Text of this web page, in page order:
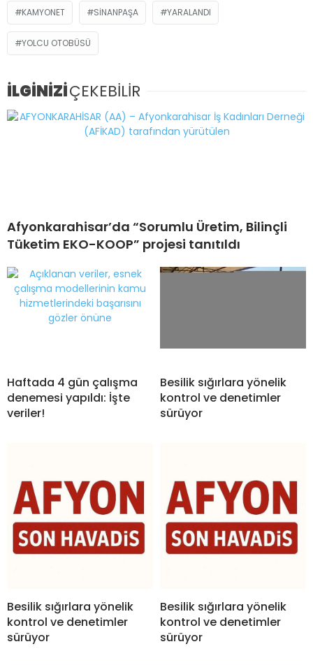
KAMYONET SINANPAŞA YARALANDI
YOLCU OTOBÜSÜ
İLGİNİZİÇEKEBİLİR
Afyonkarahisar’da “Sorumlu Üretim, Bilinçli
Tüketim EKO-KOOP” projesi tanıtıldı
Haftada 4 gün çalışma
denemesi yapıldı: İşte
veriler!
Besilik sığırlara yönelik
kontrol ve denetimler
sürüyor
Besilik sığırlara yönelik
kontrol ve denetimler
sürüyor
Besilik sığırlara yönelik
kontrol ve denetimler
sürüyor